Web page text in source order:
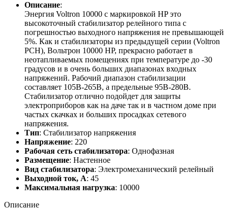
Описание:
Энергия Voltron 10000 с маркировкой HP это
высокоточный стабилизатор релейного типа с
погрешностью выходного напряжения не превышающей
5%. Как и стабилизаторы из предыдущей серии (Voltron
РСН), Вольтрон 10000 НР, прекрасно работает в
неотапливаемых помещениях при температуре до -30
градусов и в очень больших диапазонах входных
напряжений. Рабочий диапазон стабилизации
составляет 105В-265В, а предельные 95В-280В.
Стабилизатор отлично подойдет для защиты
электроприборов как на даче так и в частном доме при
частых скачках и больших просадках сетевого
напряжения.
Тип: Стабилизатор напряжения
Напряжение: 220
Рабочая сеть стабилизатора: Однофазная
Размещение: Настенное
Вид стабилизатора: Электромеханический релейный
Выходной ток, А: 45
Максимальная нагрузка: 10000
Описание